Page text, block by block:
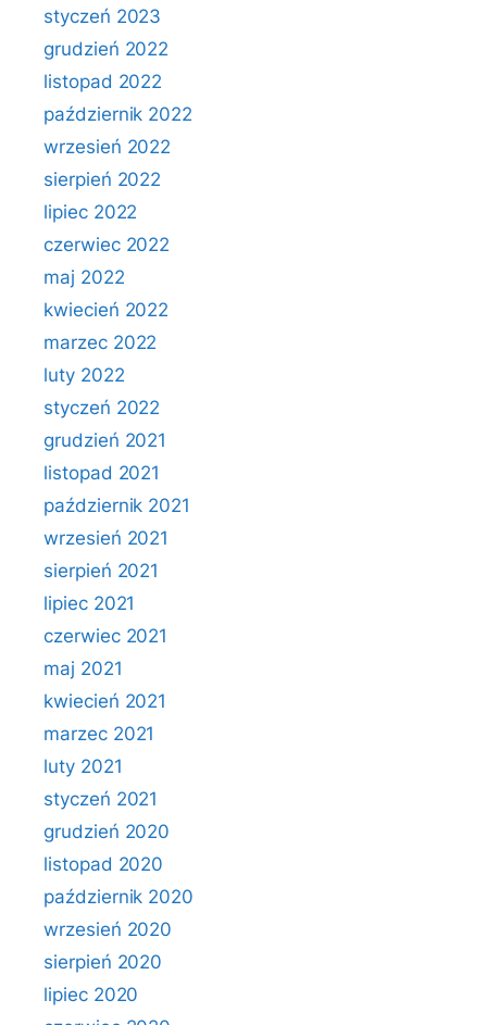
styczeń 2023
grudzień 2022
listopad 2022
październik 2022
wrzesień 2022
sierpień 2022
lipiec 2022
czerwiec 2022
maj 2022
kwiecień 2022
marzec 2022
luty 2022
styczeń 2022
grudzień 2021
listopad 2021
październik 2021
wrzesień 2021
sierpień 2021
lipiec 2021
czerwiec 2021
maj 2021
kwiecień 2021
marzec 2021
luty 2021
styczeń 2021
grudzień 2020
listopad 2020
październik 2020
wrzesień 2020
sierpień 2020
lipiec 2020